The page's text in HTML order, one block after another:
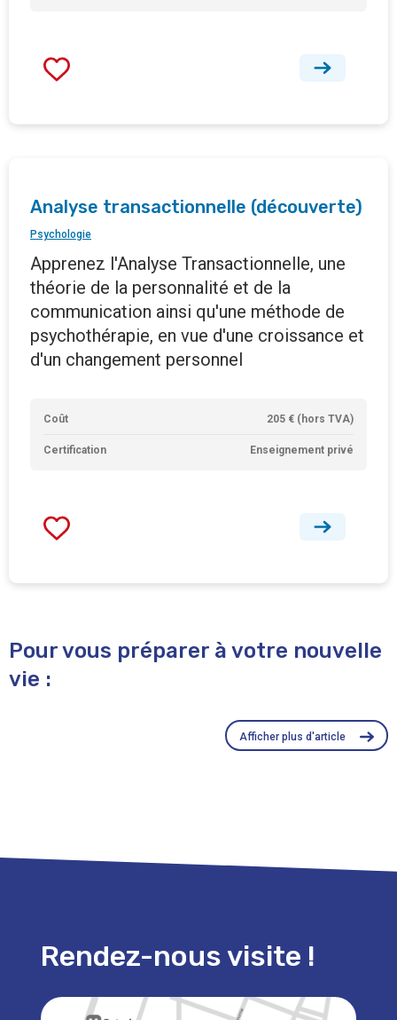
Analyse transactionnelle (découverte)
Psychologie
Apprenez l'Analyse Transactionnelle, une
théorie de la personnalité et de la
communication ainsi qu'une méthode de
psychothérapie, en vue d'une croissance et
d'un changement personnel
Coût 205 € (hors TVA)
Certification Enseignement privé
Pour vous préparer à votre nouvelle
vie :
Afficher plus d'article
Rendez-nous visite !